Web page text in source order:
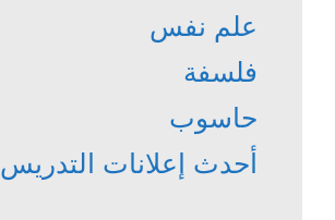
علم نفس
فلسفة
حاسوب
أحدث إعلانات التدريس